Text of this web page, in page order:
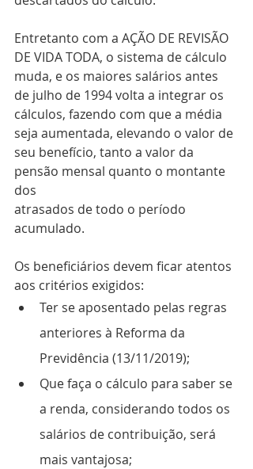
Entretanto com a AÇÃO DE REVISÃO
DE VIDA TODA, o sistema de cálculo
muda, e os maiores salários antes
de julho de 1994 volta a integrar os
cálculos, fazendo com que a média
seja aumentada, elevando o valor de
seu benefício, tanto a valor da
pensão mensal quanto o montante
dos
atrasados de todo o período
acumulado.
Os beneficiários devem ficar atentos
aos critérios exigidos:
Ter se aposentado pelas regras
anteriores à Reforma da
Previdência (13/11/2019);
Que faça o cálculo para saber se
a renda, considerando todos os
salários de contribuição, será
mais vantajosa;